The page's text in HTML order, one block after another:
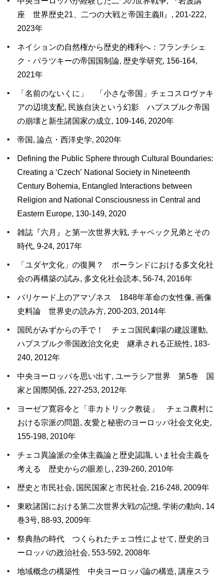
座 世界歴史21、二つの大戦と帝国主義II』, 201-222,
2023年
ネイションの自然権から歴史的権利へ：フランチシェ
ク・パラツキーの帝国国制論, 歴史学研究, 156-164,
2021年
「名前のないくに」 「小さな帝国」チェコスロヴァキ
アの辺境支配, 民族自決という幻影 ハプスブルク帝国
の崩壊と新生諸国家の成立, 109-146, 2020年
帝国, 論点・西洋史学, 2020年
Defining the Public Sphere through Cultural Boundaries:
Creating a ‘Czech’ National Society in Nineteenth
Century Bohemia, Entangled Interactions between
Religion and National Consciousness in Central and
Eastern Europe, 130-149, 2020
雑誌『六月』と第一次世界大戦, チャペック兄弟とその
時代, 9-24, 2017年
「ユダヤ文化」の復興？ ポーランドにおける多文化社
会の再構築の試み, 多文化社会読本, 56-74, 2016年
バリケード上のアマゾネス 1848年革命の女性像, 画像
史料論 世界史の読み方, 200-203, 2014年
国民がみずからの手で！ チェコ国民劇場の建設運動,
ハプスブルク帝国政治文化史 継承される正統性, 183-
240, 2012年
中央ヨーロッパを思い出す, ユーラシア世界 第5巻 国
家と国際関係, 227-253, 2012年
ヨーゼフ寛容令と「非カトリック教徒」 チェコ農村に
おける宗派の問題, 友愛と秘密のヨーロッパ社会文化史,
155-198, 2010年
チェコ異論派の全体主義論と歴史認識, いま社会主義を
考える 歴史からの眼差し, 239-260, 2010年
歴史と市民社会, 国民国家と市民社会, 216-248, 2009年
東欧諸国における第二次世界大戦の記憶, 学術の動向, 14
巻3号, 88-93, 2009年
祭典熱の時代 つくられたチェコ性によせて, 歴史的ヨ
ーロッパの政治社会, 553-592, 2008年
地域概念の構築性 中央ヨーロッパ論の構造, 講座スラ